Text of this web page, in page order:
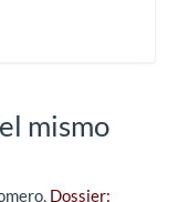
mismo
Dossier: